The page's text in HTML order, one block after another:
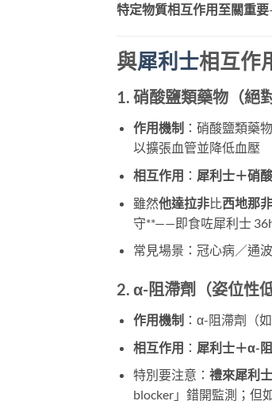
特定物質相互作用至關重要
與犀利士相互作
1. 硝酸鹽類藥物（絕
作用機制 ：硝酸鹽類藥
以擴張血管並降低血壓
相互作用 ： 犀利士＋硝
雖然他達拉非比西地那非
守**——即食咗犀利士
常見場景：冠心病／通
2. α-阻滯劑（姿位性
作用機制 ：α-阻滯劑（如
相互作用 ： 犀利士＋α-
特別要注意： 禮來犀利
blocker」錯開監測；但